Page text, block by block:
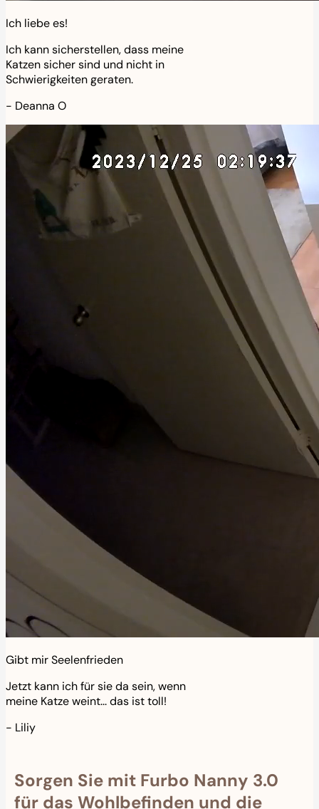
Ich liebe es!
Ich kann sicherstellen, dass meine
Katzen sicher sind und nicht in
Schwierigkeiten geraten.
- Deanna O
Gibt mir Seelenfrieden
Jetzt kann ich für sie da sein, wenn
meine Katze weint... das ist toll!
- Liliy
Sorgen Sie mit Furbo Nanny 3.0
für das Wohlbefinden und die